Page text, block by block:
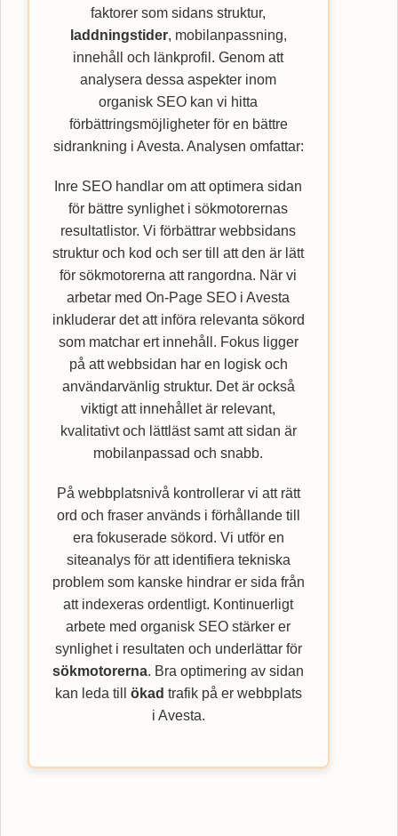
faktorer som sidans struktur,
laddningstider, mobilanpassning,
innehåll och länkprofil. Genom att
analysera dessa aspekter inom
organisk SEO kan vi hitta
förbättringsmöjligheter för en bättre
sidrankning i Avesta. Analysen omfattar:
Inre SEO handlar om att optimera sidan
för bättre synlighet i sökmotorernas
resultatlistor. Vi förbättrar webbsidans
struktur och kod och ser till att den är lätt
för sökmotorerna att rangordna. När vi
arbetar med On-Page SEO i Avesta
inkluderar det att införa relevanta sökord
som matchar ert innehåll. Fokus ligger
på att webbsidan har en logisk och
användarvänlig struktur. Det är också
viktigt att innehållet är relevant,
kvalitativt och lättläst samt att sidan är
mobilanpassad och snabb.
På webbplatsnivå kontrollerar vi att rätt
ord och fraser används i förhållande till
era fokuserade sökord. Vi utför en
siteanalys för att identifiera tekniska
problem som kanske hindrar er sida från
att indexeras ordentligt. Kontinuerligt
arbete med organisk SEO stärker er
synlighet i resultaten och underlättar för
sökmotorerna. Bra optimering av sidan
kan leda till ökad trafik på er webbplats
i Avesta.